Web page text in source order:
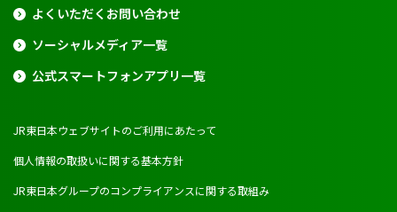
よくいただくお問い合わせ
ソーシャルメディア一覧
公式スマートフォンアプリ一覧
JR東日本ウェブサイトのご利用にあたって
個人情報の取扱いに関する基本方針
JR東日本グループのコンプライアンスに関する取組み